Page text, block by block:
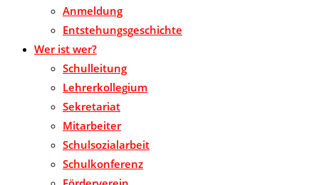
Anmeldung
Entstehungsgeschichte
Wer ist wer?
Schulleitung
Lehrerkollegium
Sekretariat
Mitarbeiter
Schulsozialarbeit
Schulkonferenz